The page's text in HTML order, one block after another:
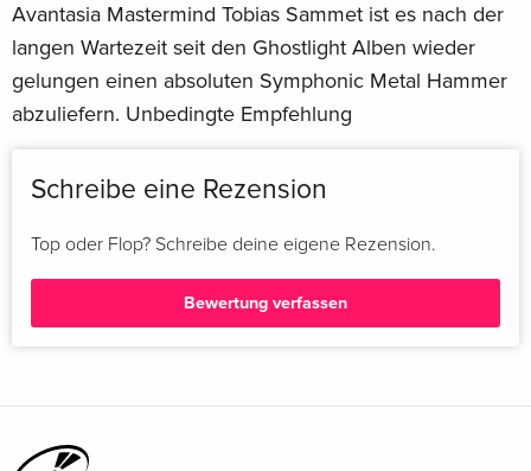
Avantasia Mastermind Tobias Sammet ist es nach der
langen Wartezeit seit den Ghostlight Alben wieder
gelungen einen absoluten Symphonic Metal Hammer
abzuliefern. Unbedingte Empfehlung
Schreibe eine Rezension
Top oder Flop? Schreibe deine eigene Rezension.
Bewertung verfassen